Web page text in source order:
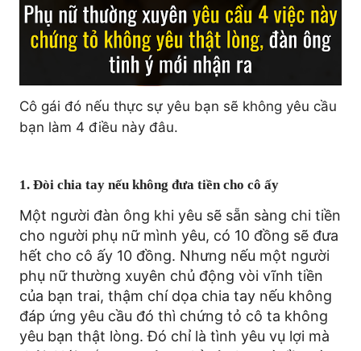
Cô gái đó nếu thực sự yêu bạn sẽ không yêu cầu
bạn làm 4 điều này đâu.
1. Đòi chia tay nếu không đưa tiền cho cô ấy
Một người đàn ông khi yêu sẽ sẵn sàng chi tiền
cho người phụ nữ mình yêu, có 10 đồng sẽ đưa
hết cho cô ấy 10 đồng. Nhưng nếu một người
phụ nữ thường xuyên chủ động vòi vĩnh tiền
của bạn trai, thậm chí dọa chia tay nếu không
đáp ứng yêu cầu đó thì chứng tỏ cô ta không
yêu bạn thật lòng. Đó chỉ là tình yêu vụ lợi mà